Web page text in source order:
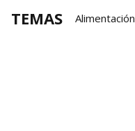
TEMAS Alimentación